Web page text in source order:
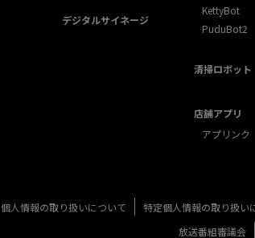
デジタルサイネージ
KettyBot
PuduBot2
清掃ロボット
店舗アプリ
アプリンク
個人情報の取り扱いについて 特定個人情報の取り扱い
放送番組審議会